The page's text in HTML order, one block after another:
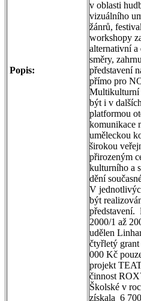
Popis:
v oblasti
vizuálního
žánrů,
workshopy
alternativní a
směry,
představení
přímo pro
Multikulturní
být i v
platformou
komunikace
uměleckou
širokou
přirozeným
kulturního a
dění
V
být
představení.
2000/1 až
udělen
čtyřletý
000 Kč
projekt
činnost
Školské v
získala 6